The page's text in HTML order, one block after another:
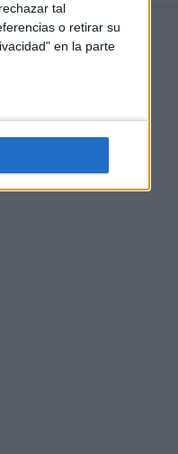
tal
o retirar su
en la parte